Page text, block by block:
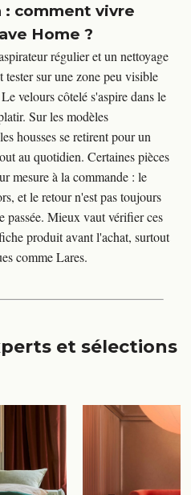
: comment vivre
Home ?
régulier et un nettoyage
sur une zone peu visible
velours côtelé s'aspire dans le
Sur les modèles
housses se retirent pour un
au quotidien. Certaines pièces
mesure à la commande : le
et le retour n'est pas toujours
passée. Mieux vaut vérifier ces
produit avant l'achat, surtout
comme Lares.
et sélections